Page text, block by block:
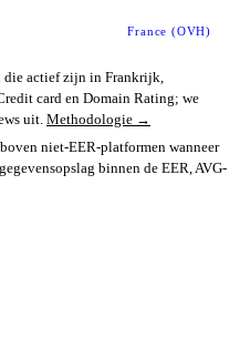
France (OVH)
die actief zijn in Frankrijk,
card en Domain Rating; we
uit. Methodologie →
niet-EER-platformen wanneer
binnen de EER, AVG-